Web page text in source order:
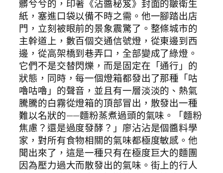
髒兮兮的，印著《沾醬秘笈》封面的皺衛生
紙，塞進口袋以備不時之需。他一腳踏出店
門，立刻被眼前的景象震驚了。整條城市的
主幹道上，數百個交通信號燈，從東邊到西
邊，從高架橋到巷弄口，全部變成了綠燈。
它們不是交替閃爍，而是固定在「通行」的
狀態，同時，每一個燈箱都發出了那種「咕
嚕咕嚕」的聲音，並且有一層淡淡的、熱氣
騰騰的白霧從燈箱的頂部冒出，散發出一種
難以名狀的——麵粉蒸煮過頭的氣味。「麵粉
焦慮？還是過度發酵？」廖沾沾是個醬料學
家，對所有食物相關的氣味都極度敏感。他
聞出來了，這是一種只有在極度巨大的麵團
因為壓力過大而散發出的氣味。街上的行人